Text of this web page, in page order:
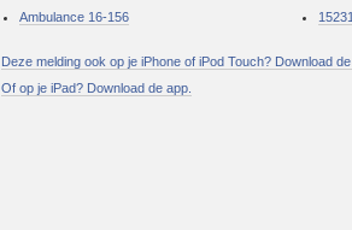
Ambulance 16-156
Deze melding ook op je iPhone of iPod Touch? Download de
Of op je iPad? Download de app.